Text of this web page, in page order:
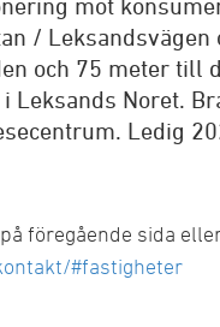
/
och 75 meter till
Leksands Noret.
Ledig
föregående sida
#fastigheter